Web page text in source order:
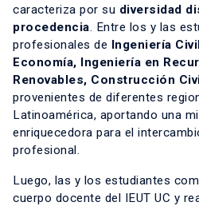
caracteriza por su diversidad
procedencia . Entre los y las
profesionales de Ingeniería
Economía, Ingeniería en
Renovables, Construcción
provenientes de diferentes
Latinoamérica, aportando una
enriquecedora para el
profesional.
Luego, las y los estudiantes
cuerpo docente del IEUT UC y